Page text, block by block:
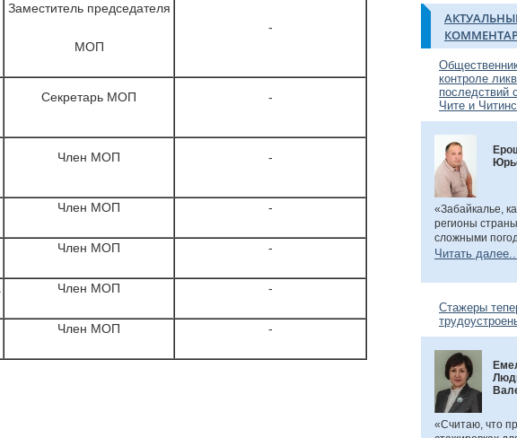
Заместитель председателя
МОП
-
Секретарь МОП -
Член МОП -
Член МОП -
Член МОП -
Член МОП -
Член МОП -
контроле
последствий
Чите и
«Забайкалье,
регионы
сложными
условиями. Но
рек во многих
Танха и
даже
воды. В
Читинского
былив
претензий не
сложности в
Биофабрика.
приусадебные
Читать
Стажеры
«Считаю, что